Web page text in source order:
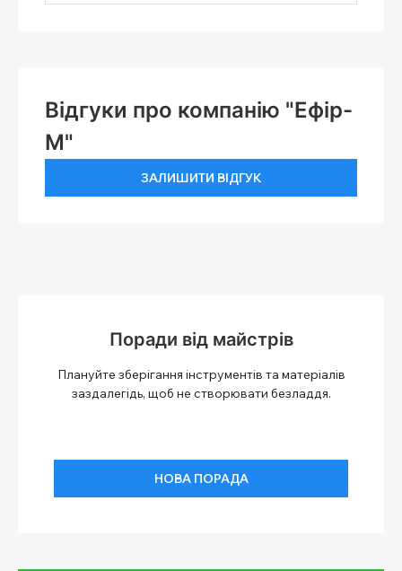
Відгуки про компанію "Ефір-
М"
ЗАЛИШИТИ ВІДГУК
Поради від майстрів
Плануйте зберігання інструментів та матеріалів
заздалегідь, щоб не створювати безладдя.
НОВА ПОРАДА